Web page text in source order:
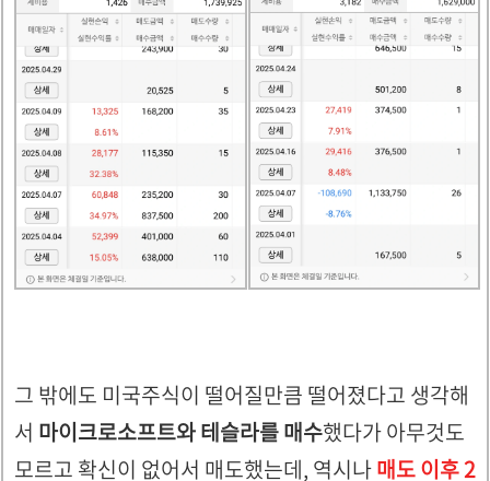
그 밖에도 미국주식이 떨어질만큼 떨어졌다고 생각해
서 마이크로소프트와 테슬라를 매수했다가 아무것도
모르고 확신이 없어서 매도했는데, 역시나매도 이후 2